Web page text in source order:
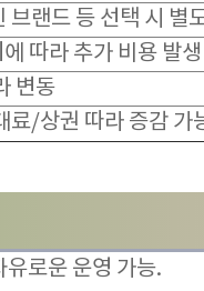
브랜드 등 선택 시 별
따라 추가 비용 발생
변동
료/상권 따라 증감 가
유로운 운영 가능.